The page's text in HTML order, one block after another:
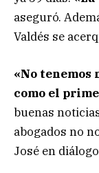
aseguró.
Valdés se
«No
como el
buenas
abogados no
José en